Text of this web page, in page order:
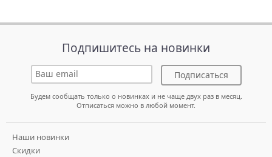
Подпишитесь на новинки
Подписаться
Будем сообщать только о новинках и не чаще двух раз в месяц.
Отписаться можно в любой момент.
Наши новинки
Скидки